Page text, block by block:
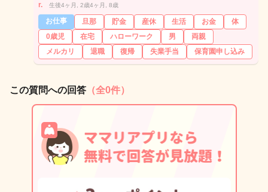
r. 生後4ヶ月, 2歳4ヶ月, 8歳
お仕事 旦那 貯金 産休 生活 お金
体
0歳児
在宅 ハローワーク 男
両親
メルカリ
退職 復帰 失業手当 保育園申し込み
この質問への回答 （全0件）